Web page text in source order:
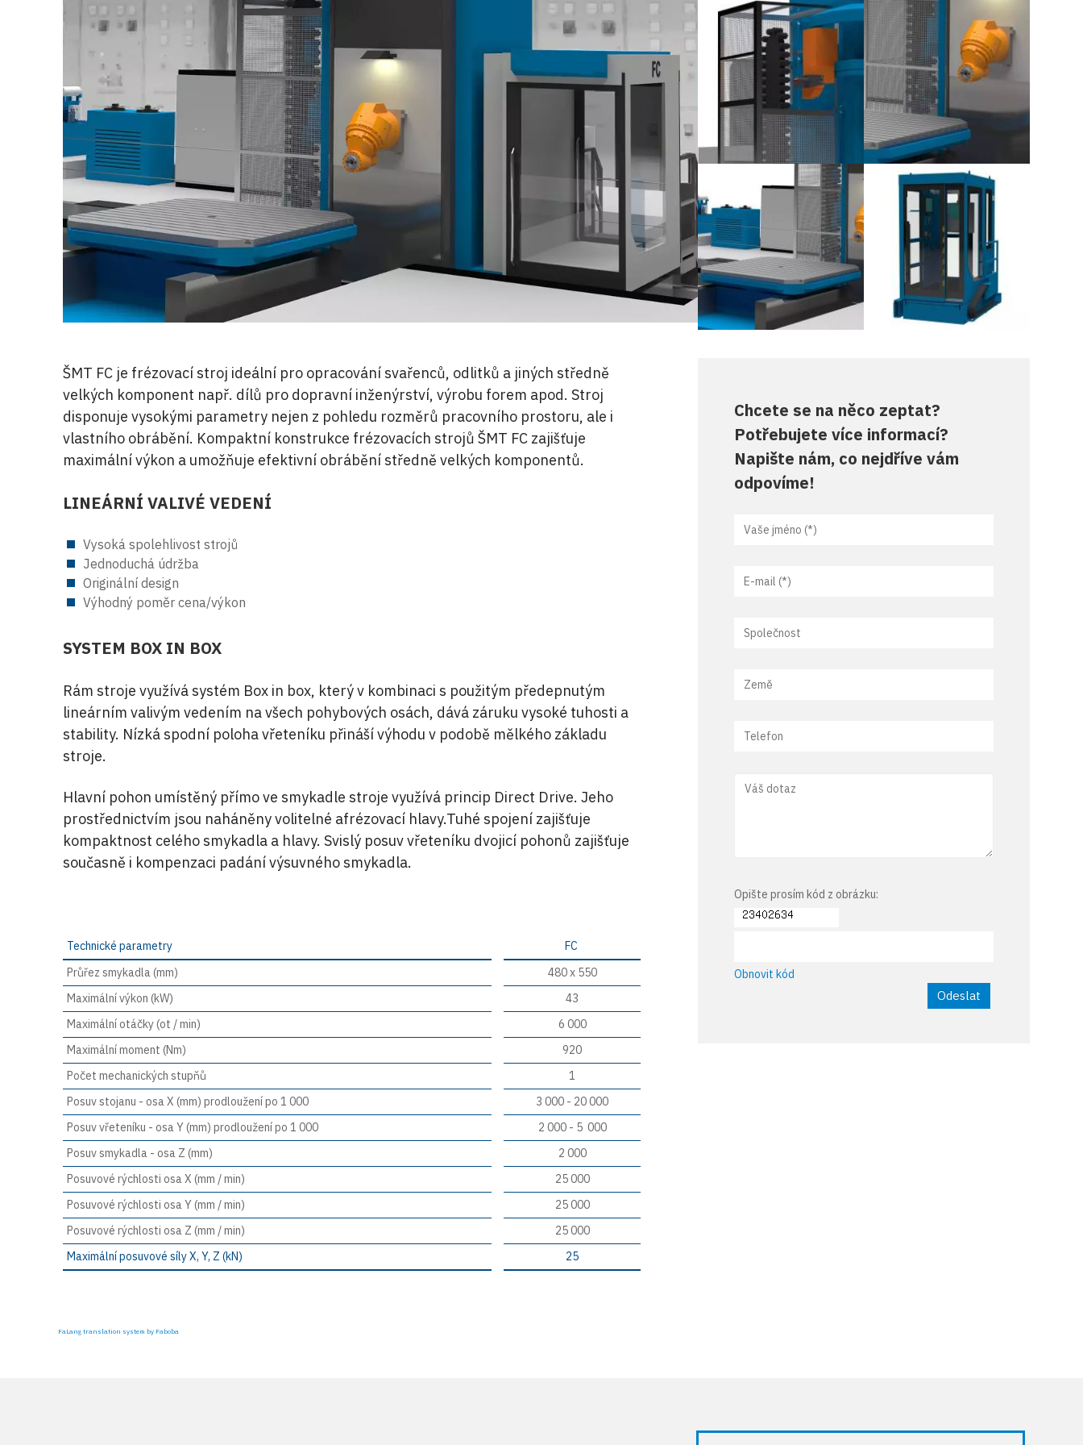
ŠMT FC je frézovací stroj ideální pro opracování svařenců, odlitků a jiných středně
velkých komponent např. dílů pro dopravní inženýrství, výrobu forem apod. Stroj
disponuje vysokými parametry nejen z pohledu rozměrů pracovního prostoru, ale i
vlastního obrábění. Kompaktní konstrukce frézovacích strojů ŠMT FC zajišťuje
maximální výkon a umožňuje efektivní obrábění středně velkých komponentů.
LINEÁRNÍ VALIVÉ VEDENÍ
Vysoká spolehlivost strojů
Jednoduchá údržba
Originální design
Výhodný poměr cena/výkon
SYSTEM BOX IN BOX
Rám stroje využívá systém Box in box, který v kombinaci s použitým předepnutým
lineárním valivým vedením na všech pohybových osách, dává záruku vysoké tuhosti a
stability. Nízká spodní poloha vřeteníku přináší výhodu v podobě mělkého základu
stroje.
Hlavní pohon umístěný přímo ve smykadle stroje využívá princip Direct Drive. Jeho
prostřednictvím jsou naháněny volitelné afrézovací hlavy.Tuhé spojení zajišťuje
kompaktnost celého smykadla a hlavy. Svislý posuv vřeteníku dvojicí pohonů zajišťuje
současně i kompenzaci padání výsuvného smykadla.
Technické parametry
FC
Průřez smykadla (mm)
480 x 550
Maximální výkon (kW)
43
Maximální otáčky (ot / min)
6 000
Maximální moment (Nm)
920
Počet mechanických stupňů
1
Posuv stojanu - osa X (mm) prodloužení po 1 000
3 000 - 20 000
Posuv vřeteníku - osa Y (mm) prodloužení po 1 000
2 000 - 5 000
Posuv smykadla - osa Z (mm)
2 000
Posuvové rýchlosti osa X (mm / min)
25 000
Posuvové rýchlosti osa Y (mm / min)
25 000
Posuvové rýchlosti osa Z (mm / min)
25 000
Maximální posuvové síly X, Y, Z (kN)
25
Chcete se na něco zeptat?
Potřebujete více informací?
Napište nám, co nejdříve vám
odpovíme!
Opište prosím kód z obrázku:
Obnovit kód
Odeslat
FaLang translation system by Faboba